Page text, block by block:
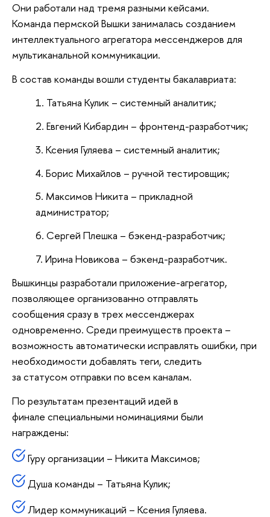
Они работали над тремя разными кейсами.
Команда пермской Вышки занималась созданием
интеллектуального агрегатора мессенджеров для
мультиканальной коммуникации.
В состав команды вошли студенты бакалавриата:
Татьяна Кулик – системный аналитик;
Евгений Кибардин – фронтенд-разработчик;
Ксения Гуляева – системный аналитик;
Борис Михайлов – ручной тестировщик;
Максимов Никита – прикладной
администратор;
Сергей Плешка – бэкенд-разработчик;
Ирина Новикова – бэкенд-разработчик.
Вышкинцы разработали приложение-агрегатор,
позволяющее организованно отправлять
сообщения сразу в трех мессенджерах
одновременно. Среди преимуществ проекта –
возможность автоматически исправлять ошибки, при
необходимости добавлять теги, следить
за статусом отправки по всем каналам.
По результатам презентаций идей в
финале специальными номинациями были
награждены:
Гуру организации – Никита Максимов;
Душа команды – Татьяна Кулик;
Лидер коммуникаций – Ксения Гуляева.